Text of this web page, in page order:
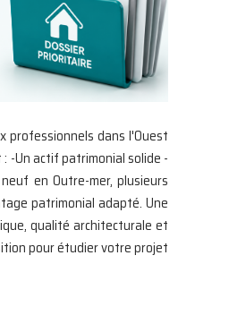
professionnels dans l'Ouest
-Un actif patrimonial solide -
en Outre-mer, plusieurs
patrimonial adapté. Une
qualité architecturale et
pour étudier votre projet